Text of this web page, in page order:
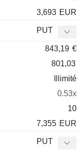
3,693 EUR
PUT
843,19 €
801,03
Illimité
0.53x
10
7,355 EUR
PUT